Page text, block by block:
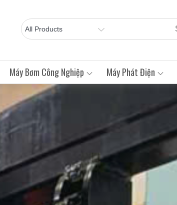
Máy Bơm Công Nghiệp Máy Phát Điện